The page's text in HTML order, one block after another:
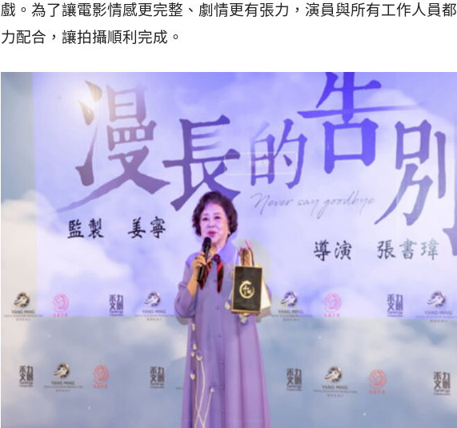
戲。 為了讓電影情感更完整、劇情更有張力，演員與所有工作人員
力配合，讓拍攝順利完成。